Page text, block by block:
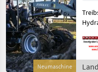
Neumaschine